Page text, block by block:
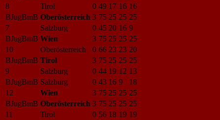
8
Tirol 0 49 17 16 16
BJugBmB Oberösterreich 3 75 25 25 25
7
Salzburg 0 45 20 16 9
BJugBmB Wien 3 75 25 25 25
10
Oberösterreich 0 66 23 23 20
BJugBmB Tirol 3 75 25 25 25
9
Salzburg 0 44 19 12 13
BJugBmB Salzburg 0 43 16 9
18
12
Wien 3 75 25 25 25
BJugBmB Oberösterreich 3 75 25 25 25
11
Tirol 0 56 18 19 19